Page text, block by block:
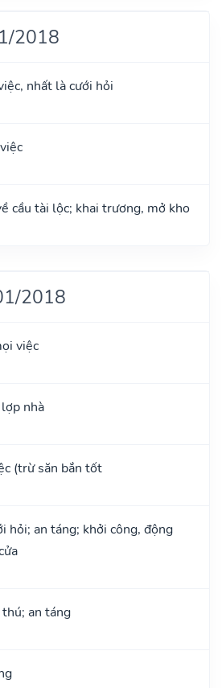
2018
nhất là cưới hỏi
cầu tài lộc; khai trương, mở kho
2018
việc
nhà
(trừ săn bắn tốt
hỏi; an táng; khởi công, động
an táng